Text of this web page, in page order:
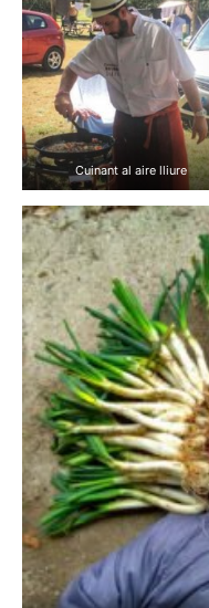
Cuinant al aire lliure